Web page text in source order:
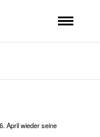
April wieder seine